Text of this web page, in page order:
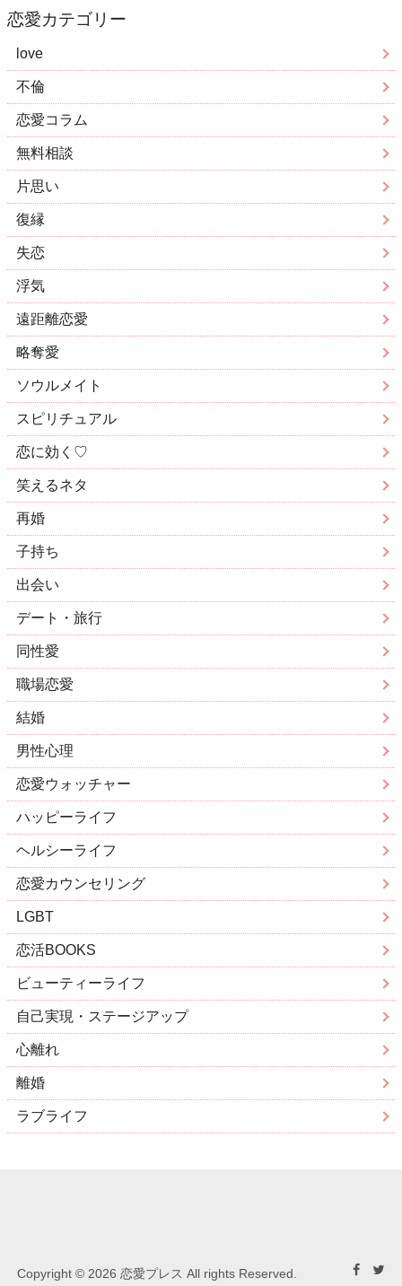
恋愛カテゴリー
love
不倫
恋愛コラム
無料相談
片思い
復縁
失恋
浮気
遠距離恋愛
略奪愛
ソウルメイト
スピリチュアル
恋に効く♡
笑えるネタ
再婚
子持ち
出会い
デート・旅行
同性愛
職場恋愛
結婚
男性心理
恋愛ウォッチャー
ハッピーライフ
ヘルシーライフ
恋愛カウンセリング
LGBT
恋活BOOKS
ビューティーライフ
自己実現・ステージアップ
心離れ
離婚
ラブライフ
Copyright © 2026 恋愛プレス All rights Reserved.